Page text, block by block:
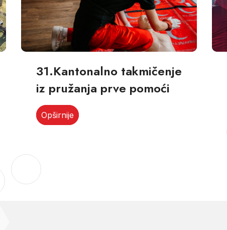
31.Kantonalno takmičenje
iz pružanja prve pomoći
Opširnije